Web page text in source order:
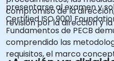
compromiso de la
revisión por la dirección y
presentarse al examen y
Certified ISO 9001
Fundamentos de PECB
comprendido las
requisitos, el marco